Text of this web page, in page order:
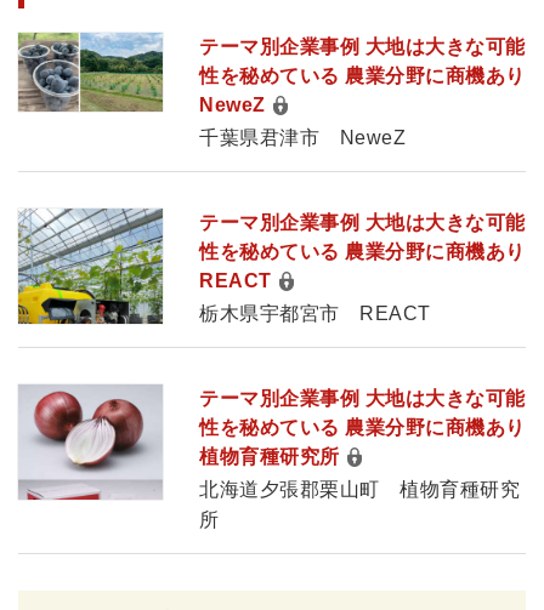
テーマ別企業事例 大地は大きな可能
性を秘めている 農業分野に商機あり
NeweZ
千葉県君津市 NeweZ
テーマ別企業事例 大地は大きな可能
性を秘めている 農業分野に商機あり
REACT
栃木県宇都宮市 REACT
テーマ別企業事例 大地は大きな可能
性を秘めている 農業分野に商機あり
植物育種研究所
北海道夕張郡栗山町 植物育種研究
所